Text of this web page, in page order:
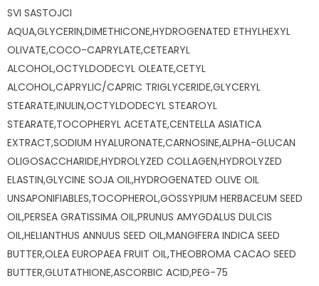
SVI SASTOJCI
AQUA,GLYCERIN,DIMETHICONE,HYDROGENATED ETHYLHEXYL
OLIVATE,COCO-CAPRYLATE,CETEARYL
ALCOHOL,OCTYLDODECYL OLEATE,CETYL
ALCOHOL,CAPRYLIC/CAPRIC TRIGLYCERIDE,GLYCERYL
STEARATE,INULIN,OCTYLDODECYL STEAROYL
STEARATE,TOCOPHERYL ACETATE,CENTELLA ASIATICA
EXTRACT,SODIUM HYALURONATE,CARNOSINE,ALPHA-GLUCAN
OLIGOSACCHARIDE,HYDROLYZED COLLAGEN,HYDROLYZED
ELASTIN,GLYCINE SOJA OIL,HYDROGENATED OLIVE OIL
UNSAPONIFIABLES,TOCOPHEROL,GOSSYPIUM HERBACEUM SEED
OIL,PERSEA GRATISSIMA OIL,PRUNUS AMYGDALUS DULCIS
OIL,HELIANTHUS ANNUUS SEED OIL,MANGIFERA INDICA SEED
BUTTER,OLEA EUROPAEA FRUIT OIL,THEOBROMA CACAO SEED
BUTTER,GLUTATHIONE,ASCORBIC ACID,PEG-75